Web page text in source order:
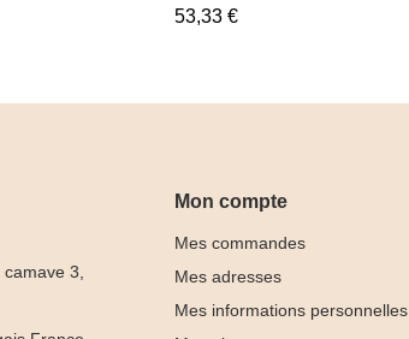
53,33 €
3,
Mon compte
Mes commandes
Mes adresses
Mes informations personnelles